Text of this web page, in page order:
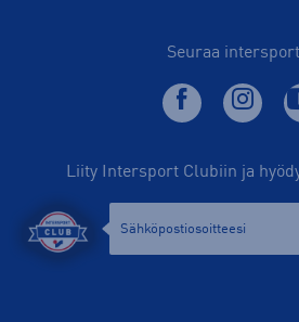
Seuraa
Liity Intersport Clubiin ja